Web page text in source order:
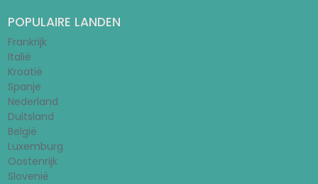
POPULAIRE LANDEN
Frankrijk
Italië
Kroatië
Spanje
Nederland
Duitsland
België
Luxemburg
Oostenrijk
Slovenië